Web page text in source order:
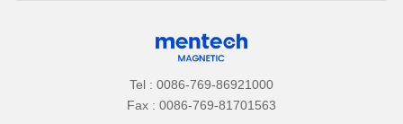
Tel : 0086-769-86921000
Fax : 0086-769-81701563